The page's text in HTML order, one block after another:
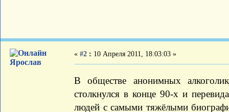
Ярослав
« #2 : 10 Апреля 2011, 18:03:03 »
В обществе анонимных
столкнулся в конце 90-х и
людей с самыми тяжёлыми